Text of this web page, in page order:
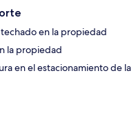
en la propiedad
la propiedad
en el estacionamiento de la